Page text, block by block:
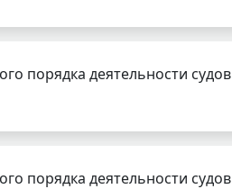
порядка деятельности судов
порядка деятельности судов